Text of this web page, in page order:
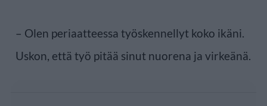
– Olen periaatteessa työskennellyt koko ikäni.
Uskon, että työ pitää sinut nuorena ja virkeänä.